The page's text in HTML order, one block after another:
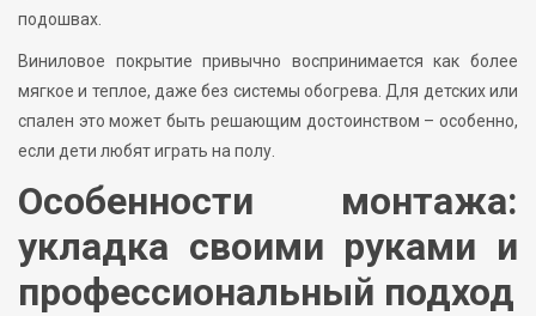
подошвах.
Виниловое покрытие привычно воспринимается как более
мягкое и теплое, даже без системы обогрева. Для детских или
спален это может быть решающим достоинством – особенно,
если дети любят играть на полу.
Особенности монтажа:
укладка своими руками и
профессиональный подход